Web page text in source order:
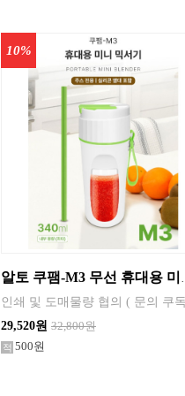
알토 쿠팸-
인쇄 및 도매물량 협의 ( 문의 쿠
10%
29,520원 32,800원
500원